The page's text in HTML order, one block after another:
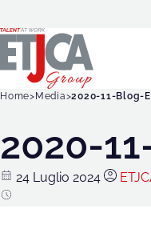
Home Media 2020-11-Blog-
2020-
24 Luglio 2024